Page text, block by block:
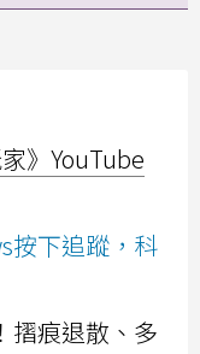
》YouTube
按下追蹤，科
摺痕退散、多